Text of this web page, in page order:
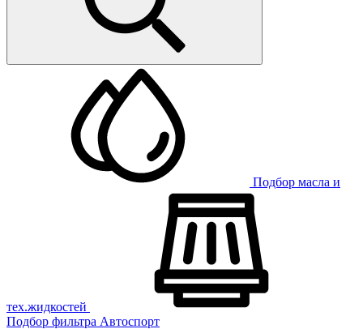
Подбор масла и
тех.жидкостей
Подбор фильтра Автоспорт